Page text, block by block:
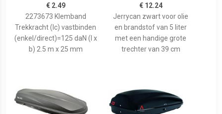
€ 2.49
2273673 Klemband
Trekkracht (lc) vastbinden
(enkel/direct)=125 daN (l x
b) 2.5 m x 25 mm
€ 12.24
Jerrycan zwart voor olie
en brandstof van 5 liter
met een handige grote
trechter van 39 cm